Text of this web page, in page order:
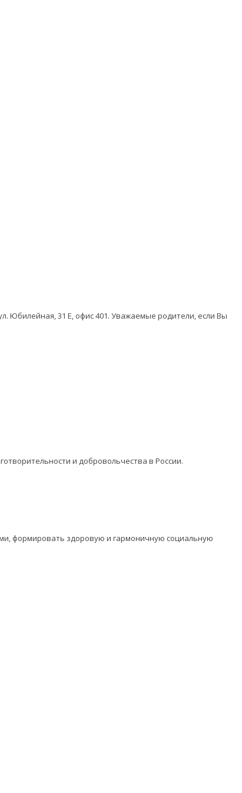
Юбилейная, 31 Е, офис 401. Уважаемые родители, если Вы
и добровольчества в России.
формировать здоровую и гармоничную социальную